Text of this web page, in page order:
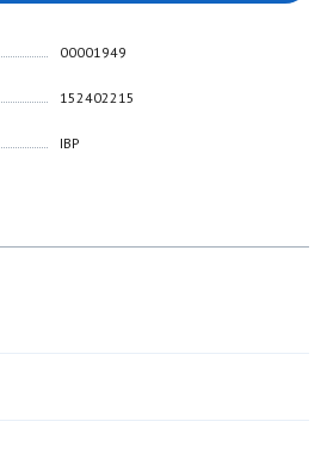
00001949
152402215
IBP